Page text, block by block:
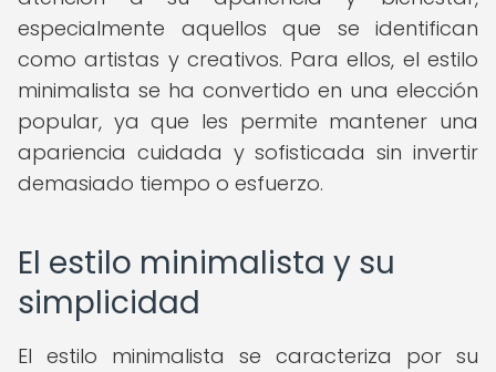
especialmente aquellos que se identifican
como artistas y creativos. Para ellos, el estilo
minimalista se ha convertido en una elección
popular, ya que les permite mantener una
apariencia cuidada y sofisticada sin invertir
demasiado tiempo o esfuerzo.
El estilo minimalista y su
simplicidad
El estilo minimalista se caracteriza por su